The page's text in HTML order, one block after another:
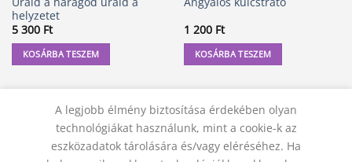
helyzetet
5 300 Ft
KOSÁRBA TESZEM
1 200 Ft
KOSÁRBA TESZEM
A legjobb élmény biztosítása érdekében olyan
technológiákat használunk, mint a cookie-k az
eszközadatok tárolására és/vagy eléréséhez. Ha